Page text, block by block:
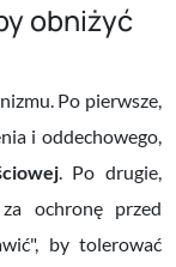
obniżyć
Po pierwsze,
i oddechowego,
. Po drugie,
ochronę przed
by tolerować